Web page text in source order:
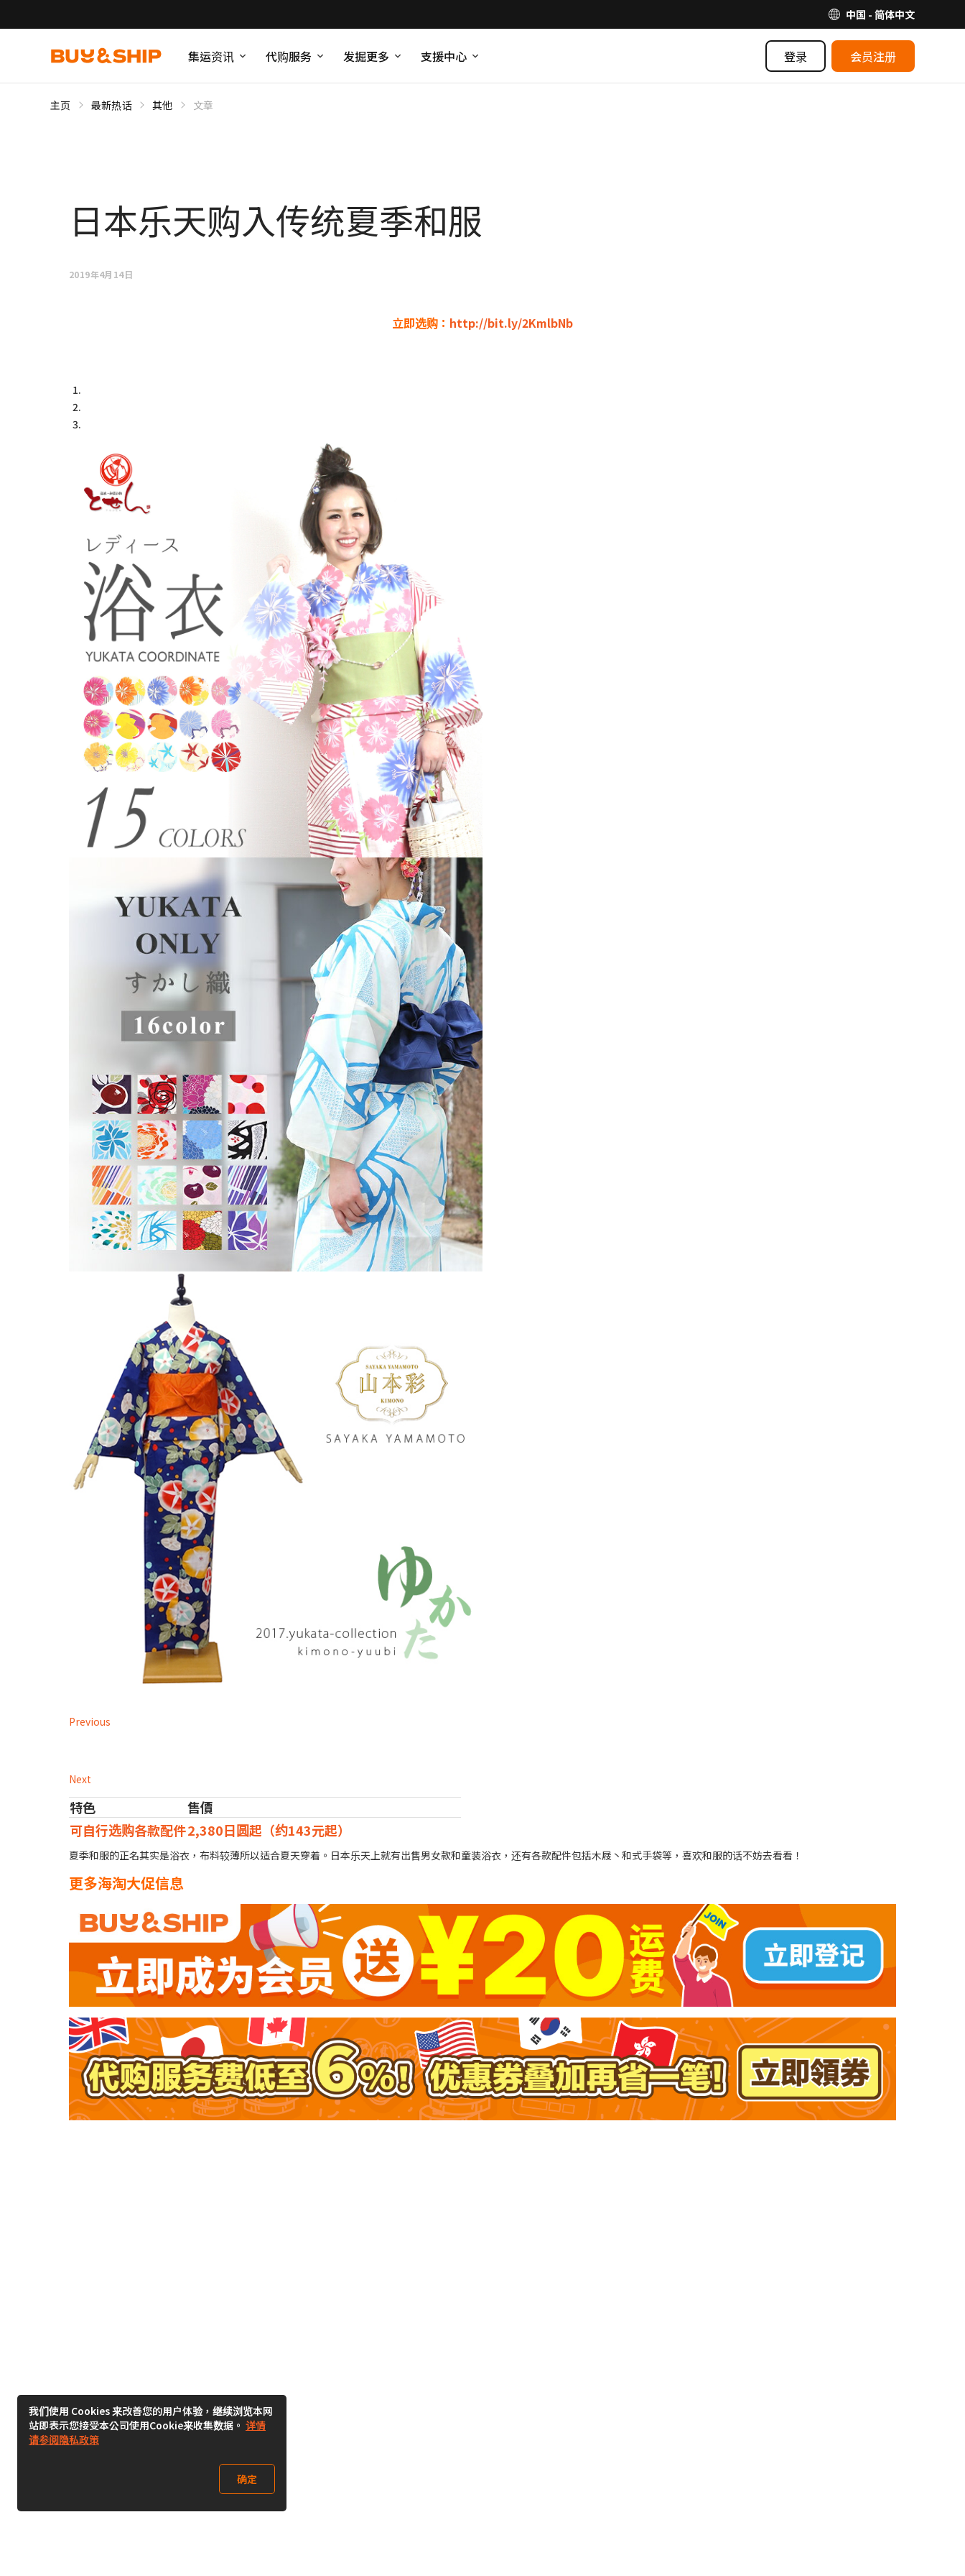
中国 - 简体中文
集运资讯 代购服务 发掘更多 支援中心 登录 会员注册
主页 最新热话 其他 文章
日本乐天购入传统夏季和服
2019年4月14日
立即选购： http://bit.ly/2KmlbNb
Previous
Next
特色
售價
可自行选购各款配件2,380日圆起（约143元起）
夏季和服的正名其实是浴衣，布料较薄所以适合夏天穿着。日本乐天上就有出售男女款和童装浴衣，还有各款配件包括木屐丶和式手袋等，喜欢和服的话不妨去看看！
更多海淘大促信息
我们使用 Cookies 来改善您的用户体验，继续浏览本网
站即表示您接受本公司使用Cookie来收集数据。 详情
请参阅隐私政策
确定